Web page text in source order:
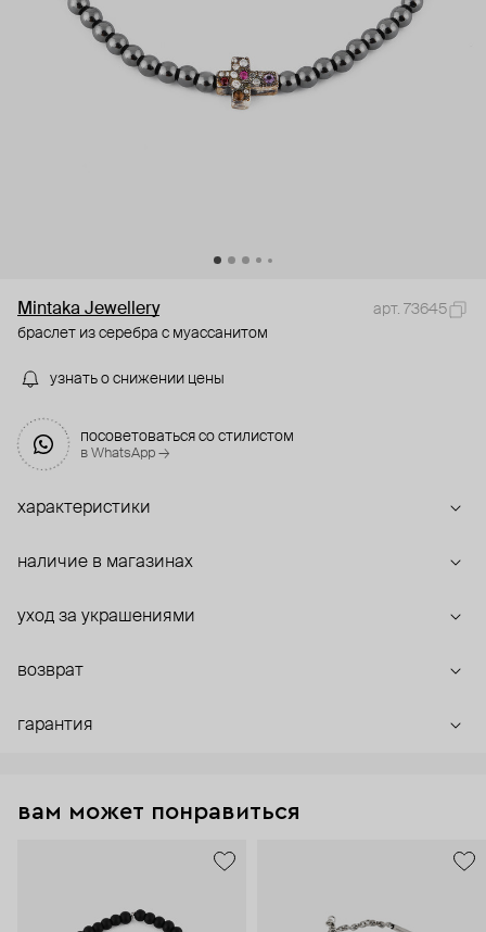
Mintaka Jewellery
арт. 73645
браслет из серебра с муассанитом
узнать о снижении цены
посоветоваться со стилистом
в WhatsApp →
характеристики
наличие в магазинах
уход за украшениями
возврат
гарантия
вам может понравиться